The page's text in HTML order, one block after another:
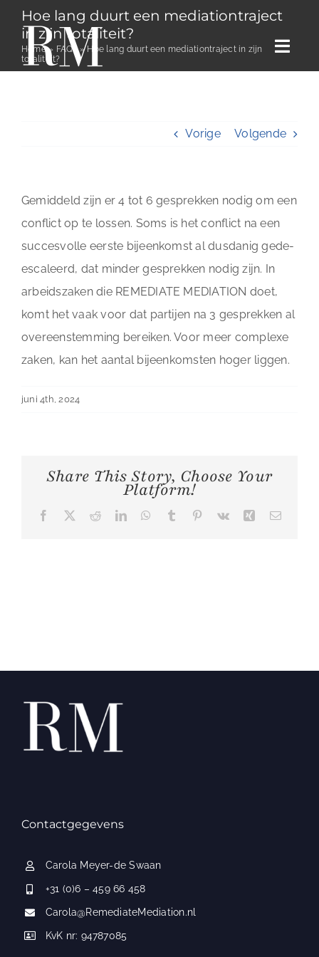
naar
inhoud
Blog
Case studies
Hoe lang duurt een mediationtraject
in zijn totaliteit?
Home» FAQs» Hoe lang duurt een mediationtraject in zijn
totaliteit?
Vorige Volgende
Gemiddeld zijn er 4 tot 6 gesprekken nodig om een
conflict op te lossen. Soms is het conflict na een
succesvolle eerste bijeenkomst al dusdanig gede-
escaleerd, dat minder gesprekken nodig zijn. In
arbeidszaken die REMEDIATE MEDIATION doet,
komt het vaak voor dat partijen na 3 gesprekken al
overeenstemming bereiken. Voor meer complexe
zaken, kan het aantal bijeenkomsten hoger liggen.
juni 4th, 2024
Share This Story, Choose Your
Platform!
Facebook RedditLinkedInWhatsApp
Tumblr Pinterest
Vk Xing E-
Contactgegevens
Carola Meyer-de Swaan
+31 (0)6 – 459 66 458
Carola@RemediateMediation.nl
KvK nr: 94787085